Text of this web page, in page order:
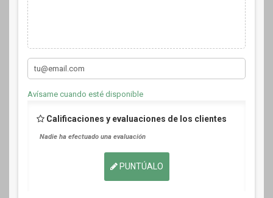
Avísame cuando esté disponible
Calificaciones y evaluaciones de los clientes
Nadie ha efectuado una evaluación
PUNTÚALO